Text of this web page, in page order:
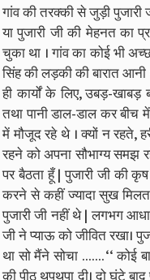
गांव की तरक्की से जुड़ी पुजारी
या पुजारी जी की मेहनत का
चुका था । गांव का कोई भी
सिंह की लड़की की बारात आनी
ही कार्यों के लिए, उबड़-
तथा पानी डाल-डाल कर बीच
में मौजूद रहे थे । क्यों न रहते,
रहने को अपना सौभाग्य समझ
पर बैठता हूँ | पुजारी जी की
करने से कहीं ज्यादा सुख
पुजारी जी नहीं थे | लगभग
जी ने प्याऊ को जीवित रखा।
था सो मैंने सोचा ……. ‘‘ कोई